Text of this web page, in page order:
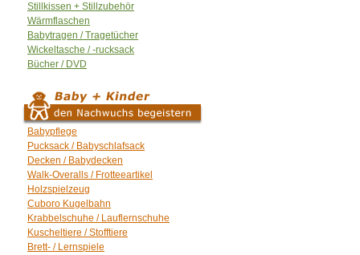
Stillkissen + Stillzubehör
Wärmflaschen
Babytragen / Tragetücher
Wickeltasche / -rucksack
Bücher / DVD
Babypflege
Pucksack / Babyschlafsack
Decken / Babydecken
Walk-Overalls / Frotteeartikel
Holzspielzeug
Cuboro Kugelbahn
Krabbelschuhe / Lauflernschuhe
Kuscheltiere / Stofftiere
Brett- / Lernspiele